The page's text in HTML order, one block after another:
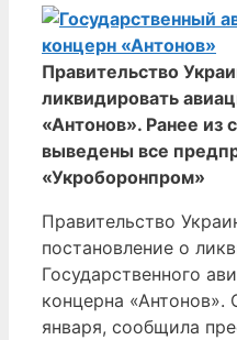
Правительство
ликвидировать
«Антонов». Ранее из
выведены все
«Укроборонпром»
Правительство
постановление о
Государственного
концерна
января, сообщила